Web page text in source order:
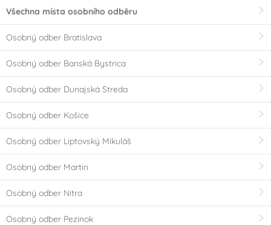
Všechna místa osobního odběru
Osobný odber Bratislava
Osobný odber Banská Bystrica
Osobný odber Dunajská Streda
Osobný odber Košice
Osobný odber Liptovský Mikuláš
Osobný odber Martin
Osobný odber Nitra
Osobný odber Pezinok